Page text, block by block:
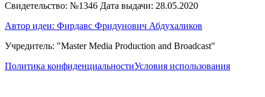
Свидетельство: №1346 Дата выдачи: 28.05.2020
Автор идеи: Фирдавс Фридунович Абдухаликов
Учредитель: "Master Media Production and Broadcast"
Политика конфиденциальностиУсловия использования